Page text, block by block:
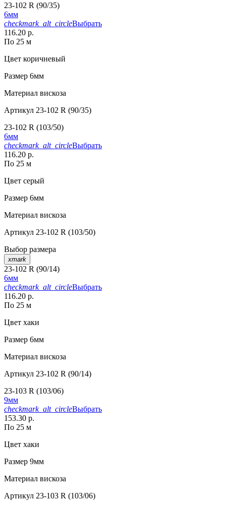
23-102 R (90/35)
6мм
checkmark_alt_circleВыбрать
116.20 р.
По 25 м
Цвет коричневый
Размер 6мм
Материал вискоза
Артикул 23-102 R (90/35)
23-102 R (103/50)
6мм
checkmark_alt_circleВыбрать
116.20 р.
По 25 м
Цвет серый
Размер 6мм
Материал вискоза
Артикул 23-102 R (103/50)
Выбор размера
xmark
23-102 R (90/14)
6мм
checkmark_alt_circleВыбрать
116.20 р.
По 25 м
Цвет хаки
Размер 6мм
Материал вискоза
Артикул 23-102 R (90/14)
23-103 R (103/06)
9мм
checkmark_alt_circleВыбрать
153.30 р.
По 25 м
Цвет хаки
Размер 9мм
Материал вискоза
Артикул 23-103 R (103/06)